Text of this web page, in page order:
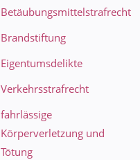
Betäubungsmittelstrafrecht
Brandstiftung
Eigentumsdelikte
Verkehrsstrafrecht
fahrlässige
Körperverletzung und
Tötung